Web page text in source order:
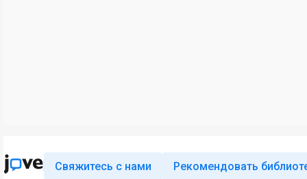
Свяжитесь с нами Рекомендовать